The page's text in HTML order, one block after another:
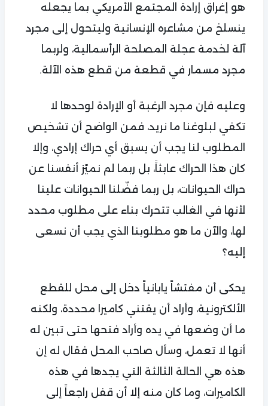
هو إغراق إرادة المجتمع الأمريكي بما يجعله
ينسلخ من مشاعره الإنسانية وليتحول إلى مجرد
آلة لخدمة عجلة المصلحة الرأسمالية، ولربما
مجرد مسمار في قطعة من قطع هذه الآلة.
وعليه فإن مجرد الرغبة أو الإرادة لوحدها لا
تكفي لبلوغنا ما نريد، فمن الواضح أن تشخيص
المطلوب لنا يجب أن يسبق أي حراك إرادي، وإلا
كان هذا الحراك عابثاً، بل ربما لم نميّز أنفسنا عن
حراك الحيوانات، بل ربما فضّلنا الحيوانات علينا
لأنها في الغالب تتحرك بناء على مطلوب محدد
لها، والآن ما هو مطلوبنا الذي يجب أن نسعى
إليه؟
يحكى أن مفتشاً يابانياً دخل إلى محل للقطع
الألكترونية، وأراد أن يقتني كاميرا محددة، ولكنه
ما أن وضعها في يده وأراد فتحها حتى تبين له
أنها لا تعمل، وسأل صاحب المحل فقال له إن
هذه هي الحالة الثالثة التي يجدها في هذه
الكاميرات، وما كان منه إلا أن قفل راجعاً إلى